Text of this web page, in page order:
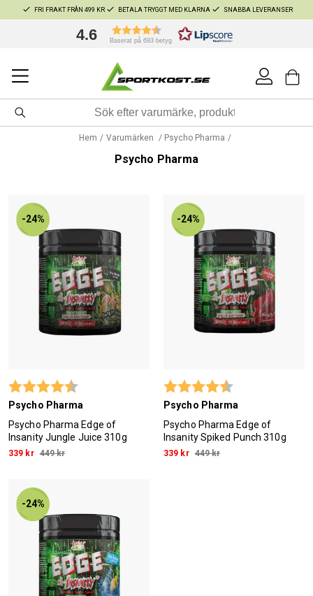
FRI FRAKT FRÅN 499 KR BETALA TRYGGT MED KLARNA SNABBA LEVERANSER
4.6 Baserat på 693 betyg
Hem Varumärken Psycho Pharma
Psycho Pharma
-24%
Betyg: 4.2 utav 5 stjärnor
Psycho Pharma
Psycho Pharma Edge of
Insanity Jungle Juice 310g
339 kr 449 kr
-24%
Betyg:
Psycho Pharma
Psycho Pharma Edge of
Insanity Spiked Punch 310g
339 kr 449 kr
-24%